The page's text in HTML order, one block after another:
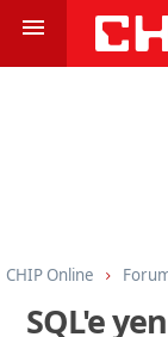
CHIP Online
SQL'e